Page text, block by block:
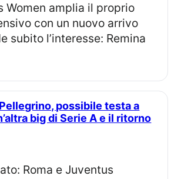
con un nuovo arrivo
subito l’interesse: Remina
big di Serie A e il ritorno